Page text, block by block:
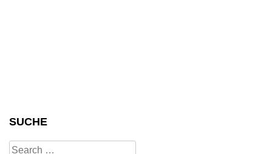
SUCHE
Search